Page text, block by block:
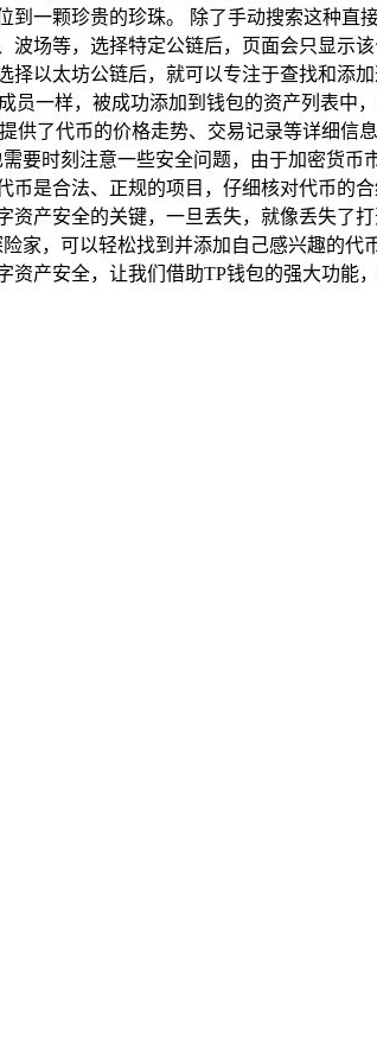
一颗珍贵的珍珠。 除了手动搜索这种直
场等，选择特定公链后，页面会只显示
以太坊公链后，就可以专注于查找和添加
员一样，被成功添加到钱包的资产列表中
了代币的价格走势、交易记录等详细信
要时刻注意一些安全问题，由于加密货币
是合法、正规的项目，仔细核对代币的
产安全的关键，一旦丢失，就像丢失了
家，可以轻松找到并添加自己感兴趣的代
产安全，让我们借助TP钱包的强大功能